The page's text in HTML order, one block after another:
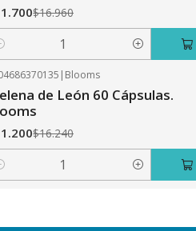
$16.960
| Blooms
de León 60 Cápsulas.
$16.240